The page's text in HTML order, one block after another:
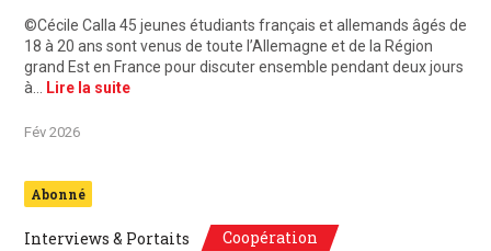
©Cécile Calla 45 jeunes étudiants français et allemands âgés de
18 à 20 ans sont venus de toute l’Allemagne et de la Région
grand Est en France pour discuter ensemble pendant deux jours
à…
Lire la suite
Fév 2026
Abonné
Interviews & Portaits Coopération